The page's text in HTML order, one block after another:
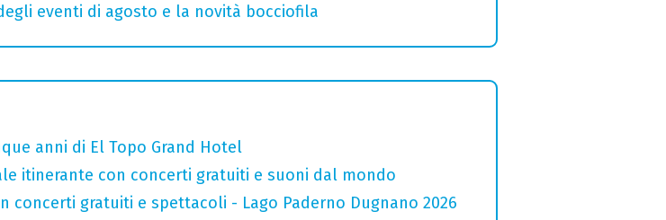
eventi di agosto e la novità bocciofila
anni di El Topo Grand Hotel
itinerante con concerti gratuiti e suoni dal mondo
concerti gratuiti e spettacoli - Lago Paderno Dugnano 2026